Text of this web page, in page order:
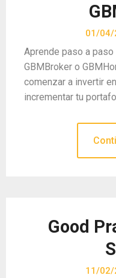
01/04/
Aprende paso a
GBMBroker o
comenzar a invertir
incrementar tu
Good
11/02/